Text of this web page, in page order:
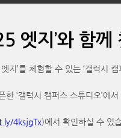
엣지’와 함께
지’를 체험할 수 있는 ‘갤럭시 캠
‘갤럭시 캠퍼스 스튜디오’에
4ksjgTx)에서 확인하실 수 있